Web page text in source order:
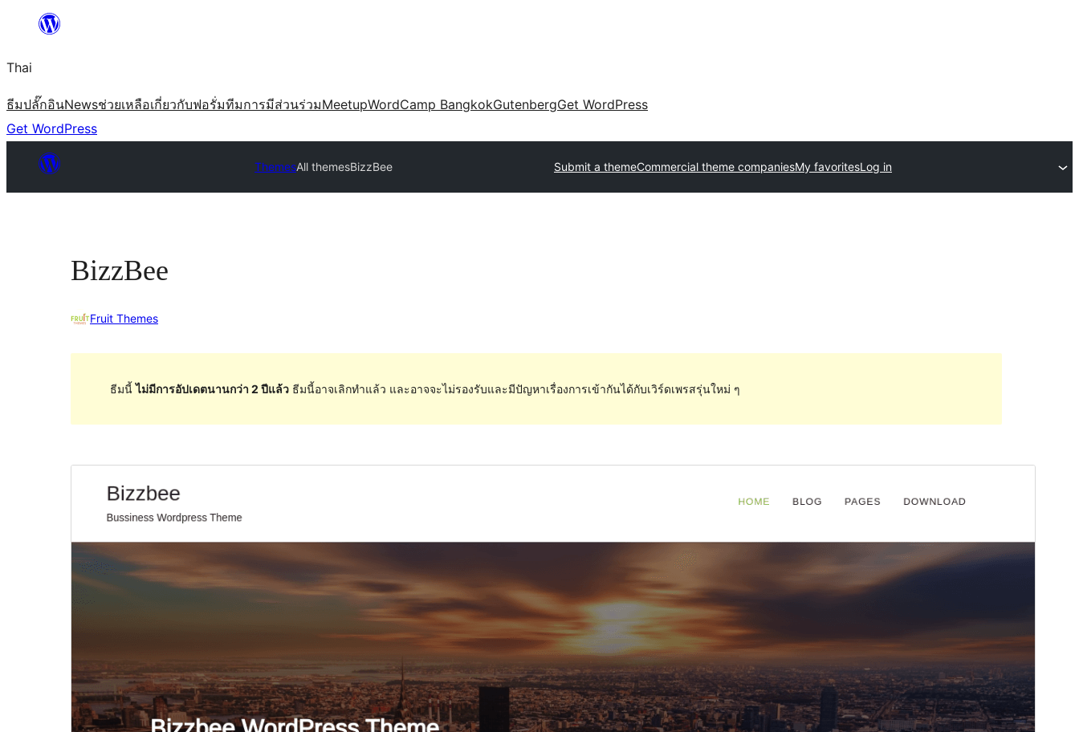
ยัง
เนื้อหา
Thai
ธีมปลั๊กอินNewsช่วยเหลือเกี่ยวกับฟอรั่มทีมการมีส่วนร่วมMeetupWordCamp BangkokGutenbergGet WordPress
Get WordPress
ThemesAll themesBizzBee Submit a themeCommercial theme companiesMy favoritesLog in
BizzBee
Fruit Themes
ธีมนี้ไม่มีการอัปเดตนานกว่า 2 ปีแล้วธีมนี้อาจเลิกทำแล้ว และอาจจะไม่รองรับและมีปัญหาเรื่องการเข้ากันได้กับเวิร์ดเพรสรุ่นใหม่ ๆ
Active installations
Theme homepage